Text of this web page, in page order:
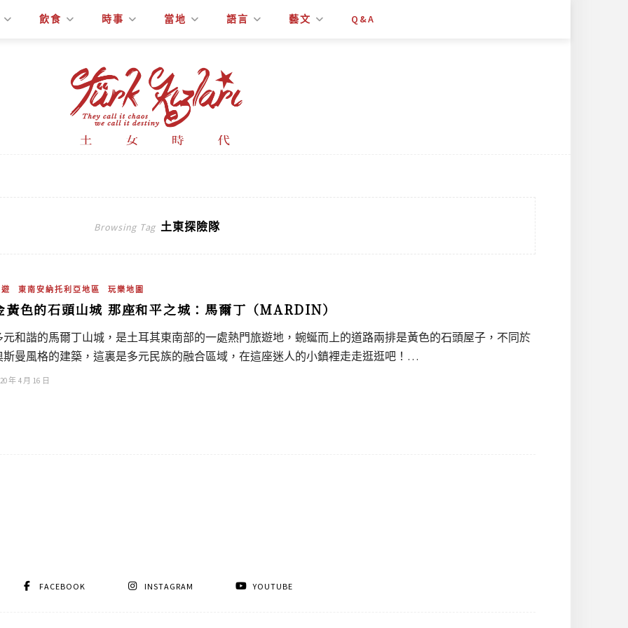
飲食 時事 當地 語言 藝文 Q&A
Browsing Tag 土東探險隊
東南安納托利亞地區 玩樂地圖
黃色的石頭山城 那座和平之城：馬爾丁（MARDIN）
元和諧的馬爾丁山城，是土耳其東南部的一處熱門旅遊地，蜿蜒而上的道路兩排是黃色的石頭屋子，不同於
斯曼風格的建築，這裏是多元民族的融合區域，在這座迷人的小鎮裡走走逛逛吧！…
年 4 月 16 日
FACEBOOK INSTAGRAM YOUTUBE